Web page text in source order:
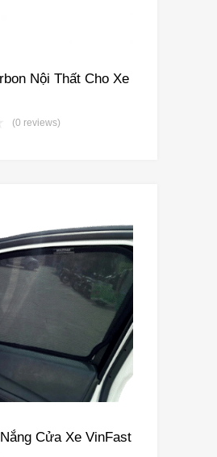
Nội Thất Cho Xe
(0 reviews)
Cửa Xe VinFast